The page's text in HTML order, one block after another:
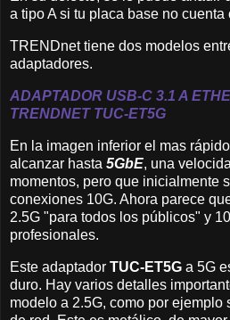
a tipo A si tu placa base no cuenta
TRENDnet tiene dos modelos
adaptadores.
ADAPTADOR USB-C 3.1 A
TRENDNETTUC-ET5G
En la imagen inferior el mas
alcanzar hasta 5GbE, una
momentos, pero que inicialmente
conexiones 10G. Ahora parece
2.5G "para todos los públicos" y
profesionales.
Este adaptador TUC-ET5G a 5G
duro. Hay varios detalles
modelo a 2.5G, como por ejemplo